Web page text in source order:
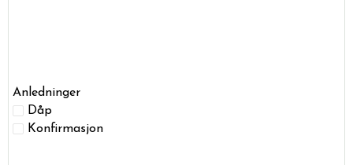
Anledninger
Dåp
Konfirmasjon